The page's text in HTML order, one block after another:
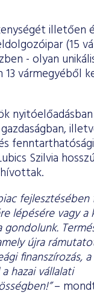
illetően
(15
- olyan
vármegyéből
Szilvia
fejlesztésében
lépésére vagy a
újra
finanszírozás, a
hazai vállalati
–